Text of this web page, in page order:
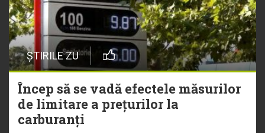
ȘTIRILE ZU
Încep să se vadă efectele măsurilor
de limitare a prețurilor la
carburanți